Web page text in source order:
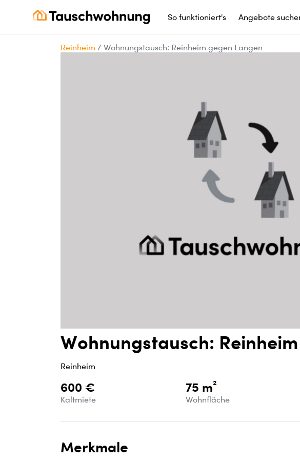
So funktioniert's Angebote
Reinheim / Wohnungstausch: Reinheim gegen Langen
Wohnungstausch:
Reinheim
600 €
Kaltmiete
75 m²
Wohnfläche
Merkmale